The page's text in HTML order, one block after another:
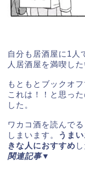
自分も居酒屋に1人
人居酒屋を満喫し
もともとブックオ
これは！！と思っ
した。
ワカコ酒を読んで
しまいます。
うま
きな人におすすめ
関連記事▼